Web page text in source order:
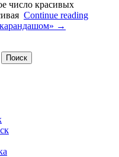
число красивых
Continue reading
карандашом» →